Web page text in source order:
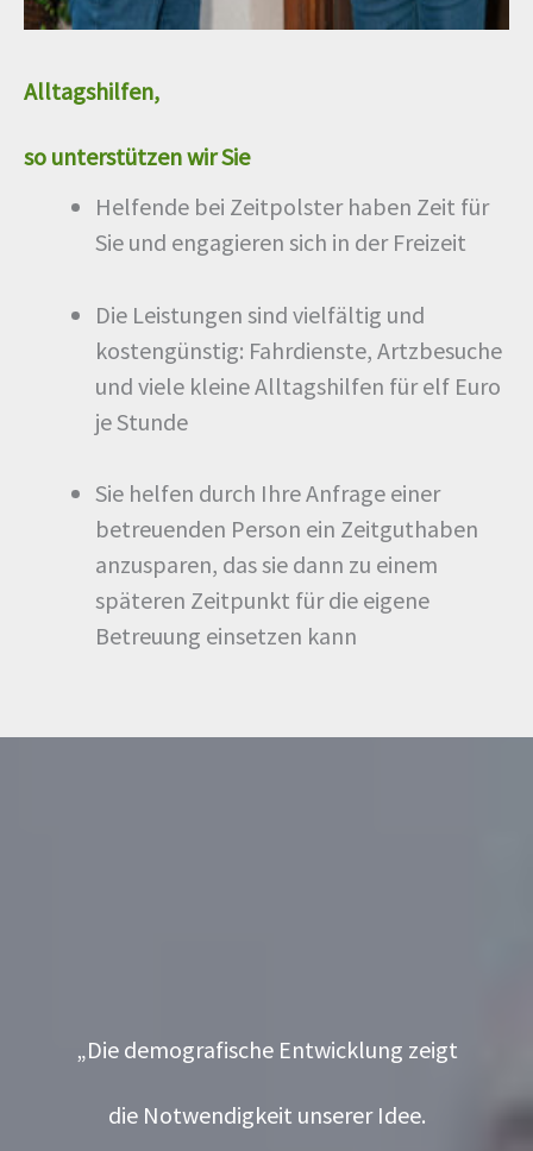
Alltagshilfen,
so unterstützen wir Sie
Helfende bei Zeitpolster haben Zeit für
Sie und engagieren sich in der Freizeit
Die Leistungen sind vielfältig und
kostengünstig: Fahrdienste, Artzbesuche
und viele kleine Alltagshilfen für elf Euro
je Stunde
Sie helfen durch Ihre Anfrage einer
betreuenden Person ein Zeitguthaben
anzusparen, das sie dann zu einem
späteren Zeitpunkt für die eigene
Betreuung einsetzen kann
„Die demografische Entwicklung zeigt
die Notwendigkeit unserer Idee.